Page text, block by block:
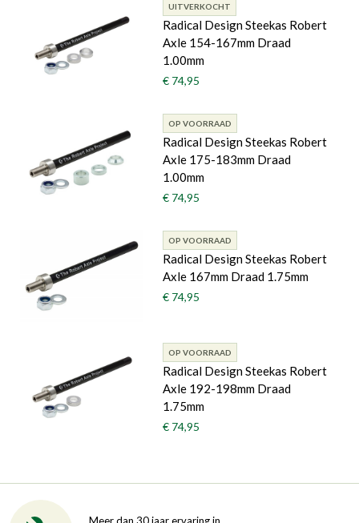
UITVERKOCHT
Radical Design Steekas Robert
Axle 154-167mm Draad
1.00mm
€ 74,95
OP VOORRAAD
Radical Design Steekas Robert
Axle 175-183mm Draad
1.00mm
€ 74,95
OP VOORRAAD
Radical Design Steekas Robert
Axle 167mm Draad 1.75mm
€ 74,95
OP VOORRAAD
Radical Design Steekas Robert
Axle 192-198mm Draad
1.75mm
€ 74,95